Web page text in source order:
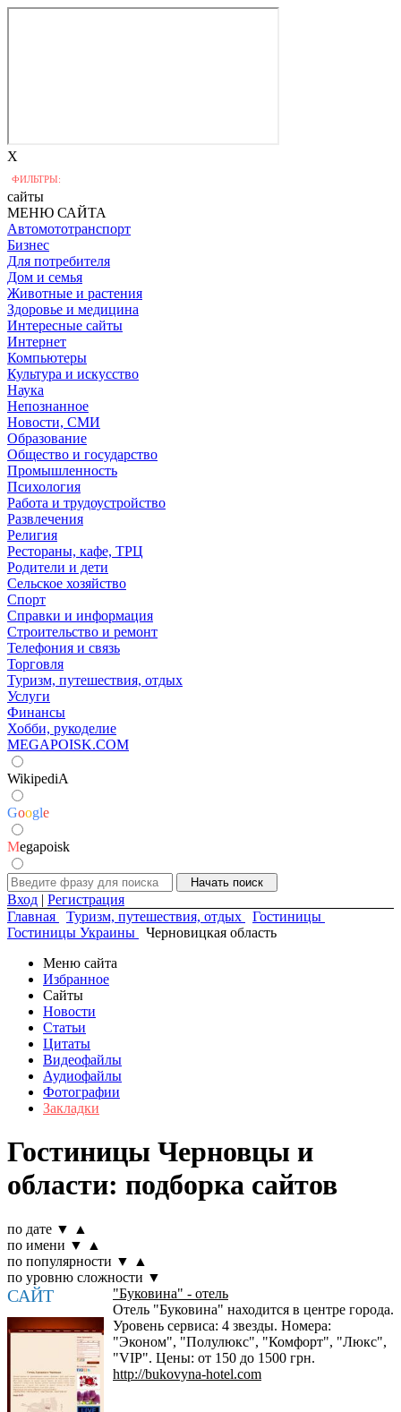
X
ФИЛЬТРЫ:
сайты
МЕНЮ САЙТА
Автомототранспорт
Бизнес
Для потребителя
Дом и семья
Животные и растения
Здоровье и медицина
Интересные сайты
Интернет
Компьютеры
Культура и искусство
Наука
Непознанное
Новости, СМИ
Образование
Общество и государство
Промышленность
Психология
Работа и трудоустройство
Развлечения
Религия
Рестораны, кафе, ТРЦ
Родители и дети
Сельское хозяйство
Спорт
Справки и информация
Строительство и ремонт
Телефония и связь
Торговля
Туризм, путешествия, отдых
Услуги
Финансы
Хобби, рукоделие
MEGAPOISK.COM
WikipediA
Google
Megapoisk
Вход | Регистрация
Главная
Туризм, путешествия, отдых
Гостиницы
Гостиницы Украины
Черновицкая область
Меню сайта
Избранное
Сайты
Новости
Статьи
Цитаты
Видеофайлы
Аудиофайлы
Фотографии
Закладки
Гостиницы Черновцы и
области: подборка сайтов
по дате ▼
▲
по имени ▼
▲
по популярности ▼
▲
по уровню сложности ▼
САЙТ
"Буковина" - отель
Отель "Буковина" находится в центре города.
Уровень сервиса: 4 звезды. Номера:
"Эконом", "Полулюкс", "Комфорт", "Люкс",
"VIP". Цены: от 150 до 1500 грн.
http://bukovyna-hotel.com